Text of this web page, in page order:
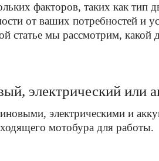
факторов, таких как
от ваших потребностей и
статье мы рассмотрим,
электрический или
электрическими и
мотобура для работы.